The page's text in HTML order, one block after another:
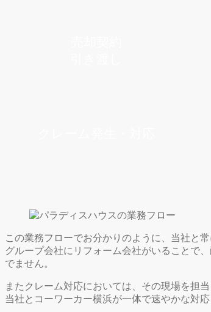
この業務フローでお分かりのように、当社と
グループ会社にリフォーム会社がいることで
でません。
またクレーム対応においては、その現場を担
当社とコーワーカー横浜が一体で速やかな対